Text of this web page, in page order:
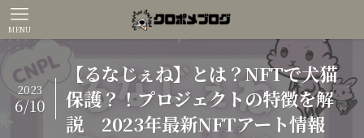
MENU
【るなじぇね】とは？NFTで犬猫
保護？！プロジェクトの特徴を解
説 2023年最新NFTアート情報
2023
6/10